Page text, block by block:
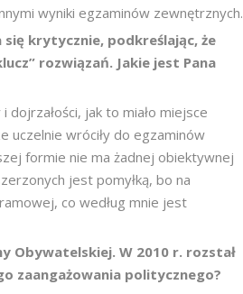
wyniki egzaminów zewnętrznych.
krytycznie, podkreślając, że
rozwiązań. Jakie jest Pana
jak to miało miejsce
uczelnie wróciły do egzaminów
formie nie ma żadnej obiektywnej
jest pomyłką, bo na
co według mnie jest
Obywatelskiej. W 2010 r. rozstał
zaangażowania politycznego?